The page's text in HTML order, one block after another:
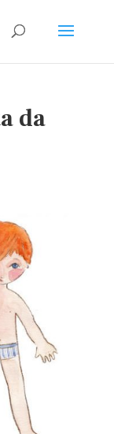
da